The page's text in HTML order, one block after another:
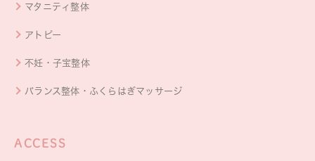
マタニティ整体
アトピー
不妊・子宝整体
バランス整体・ふくらはぎマッサージ
ACCESS